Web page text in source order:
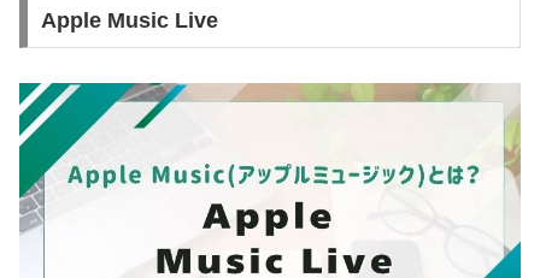
Apple Music Live